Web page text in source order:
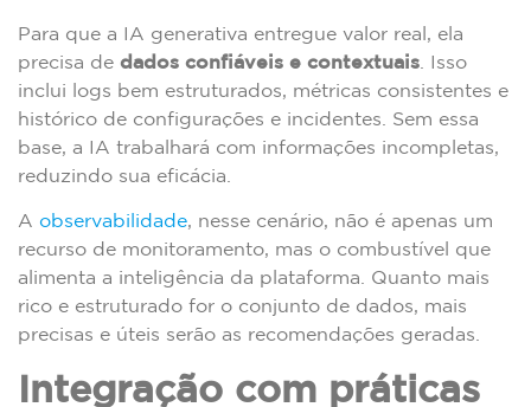
Para que a IA generativa entregue valor real, ela
precisa de dados confiáveis e contextuais . Isso
inclui logs bem estruturados, métricas consistentes e
histórico de configurações e incidentes. Sem essa
base, a IA trabalhará com informações incompletas,
reduzindo sua eficácia.
A observabilidade, nesse cenário, não é apenas um
recurso de monitoramento, mas o combustível que
alimenta a inteligência da plataforma. Quanto mais
rico e estruturado for o conjunto de dados, mais
precisas e úteis serão as recomendações geradas.
Integração com práticas